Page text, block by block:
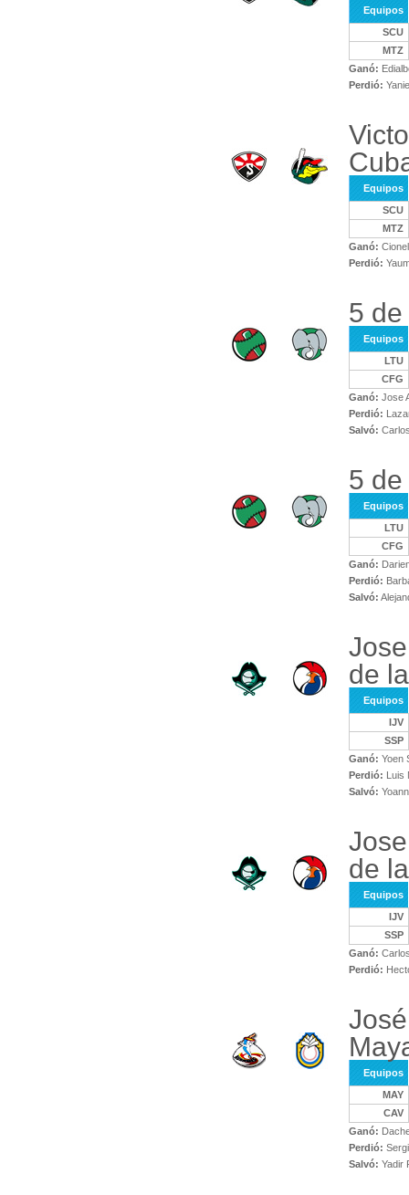
Equipos
SCU
MTZ
Ganó:
Perdió:
Equipos
SCU
MTZ
Ganó:
Perdió:
5
Equipos
LTU
CFG
Ganó: Jose
Perdió:
Salvó:
5
Equipos
LTU
CFG
Ganó:
Perdió:
Salvó:
de
Equipos
IJV
SSP
Ganó: Yoen
Perdió: Luis
Salvó:
de
Equipos
IJV
SSP
Ganó:
Perdió:
Equipos
MAY
CAV
Ganó:
Perdió:
Salvó: Yadir